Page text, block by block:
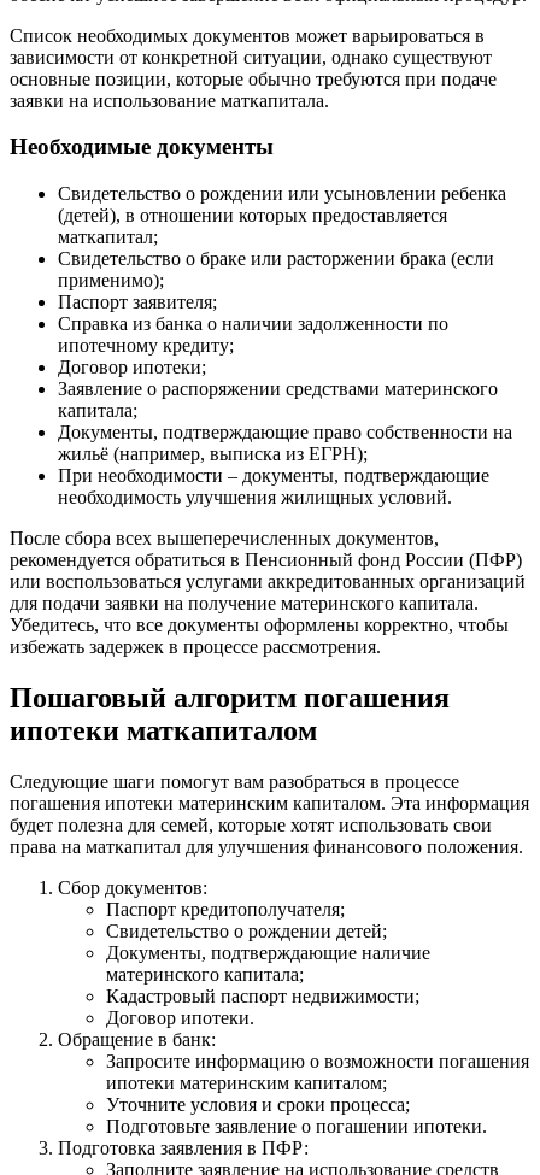
Список необходимых документов может варьироваться в
зависимости от конкретной ситуации, однако существуют
основные позиции, которые обычно требуются при подаче
заявки на использование маткапитала.
Необходимые документы
Свидетельство о рождении или усыновлении ребенка
(детей), в отношении которых предоставляется
маткапитал;
Свидетельство о браке или расторжении брака (если
применимо);
Паспорт заявителя;
Справка из банка о наличии задолженности по
ипотечному кредиту;
Договор ипотеки;
Заявление о распоряжении средствами материнского
капитала;
Документы, подтверждающие право собственности на
жильё (например, выписка из ЕГРН);
При необходимости – документы, подтверждающие
необходимость улучшения жилищных условий.
После сбора всех вышеперечисленных документов,
рекомендуется обратиться в Пенсионный фонд России (ПФР)
или воспользоваться услугами аккредитованных организаций
для подачи заявки на получение материнского капитала.
Убедитесь, что все документы оформлены корректно, чтобы
избежать задержек в процессе рассмотрения.
Пошаговый алгоритм погашения
ипотеки маткапиталом
Следующие шаги помогут вам разобраться в процессе
погашения ипотеки материнским капиталом. Эта информация
будет полезна для семей, которые хотят использовать свои
права на маткапитал для улучшения финансового положения.
Сбор документов:
Паспорт кредитополучателя;
Свидетельство о рождении детей;
Документы, подтверждающие наличие
материнского капитала;
Кадастровый паспорт недвижимости;
Договор ипотеки.
Обращение в банк:
Запросите информацию о возможности погашения
ипотеки материнским капиталом;
Уточните условия и сроки процесса;
Подготовьте заявление о погашении ипотеки.
Подготовка заявления в ПФР:
Заполните заявление на использование средств